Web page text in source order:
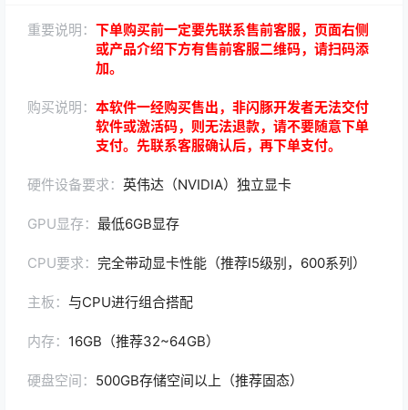
重要说明： 下单购买前一定要先联系售前客服，页面右侧
或产品介绍下方有售前客服二维码，请扫码添
加。
购买说明： 本软件一经购买售出，非闪豚开发者无法交付
软件或激活码，则无法退款，请不要随意下单
支付。先联系客服确认后，再下单支付。
硬件设备要求： 英伟达（NVIDIA）独立显卡
GPU显存： 最低6GB显存
CPU要求： 完全带动显卡性能（推荐I5级别，600系列）
主板： 与CPU进行组合搭配
内存： 16GB（推荐32~64GB）
硬盘空间： 500GB存储空间以上（推荐固态）